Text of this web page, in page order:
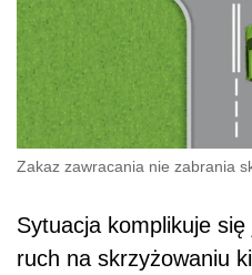
Zakaz zawracania nie zabrania
Sytuacja komplikuje
ruch na skrzyżowaniu